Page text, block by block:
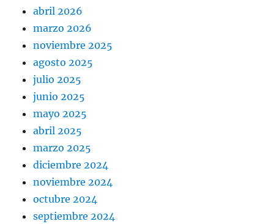
abril 2026
marzo 2026
noviembre 2025
agosto 2025
julio 2025
junio 2025
mayo 2025
abril 2025
marzo 2025
diciembre 2024
noviembre 2024
octubre 2024
septiembre 2024